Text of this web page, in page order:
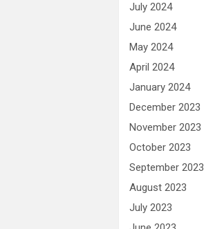
July 2024
June 2024
May 2024
April 2024
January 2024
December 2023
November 2023
October 2023
September 2023
August 2023
July 2023